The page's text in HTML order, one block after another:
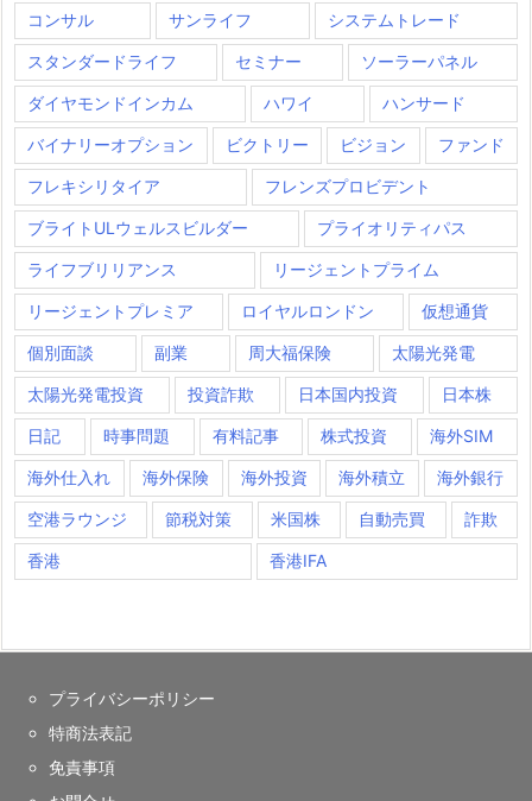
コンサル サンライフ システムトレード
スタンダードライフ セミナー ソーラーパネル
ダイヤモンドインカム ハワイ ハンサード
バイナリーオプション ビクトリー ビジョン ファンド
フレキシリタイア フレンズプロビデント
ブライトULウェルスビルダー プライオリティパス
ライフブリリアンス リージェントプライム
リージェントプレミア ロイヤルロンドン 仮想通貨
個別面談 副業 周大福保険 太陽光発電
太陽光発電投資 投資詐欺 日本国内投資 日本株
日記 時事問題 有料記事 株式投資 海外SIM
海外仕入れ 海外保険 海外投資 海外積立 海外銀行
空港ラウンジ 節税対策 米国株 自動売買 詐欺
香港 香港IFA
プライバシーポリシー
特商法表記
免責事項